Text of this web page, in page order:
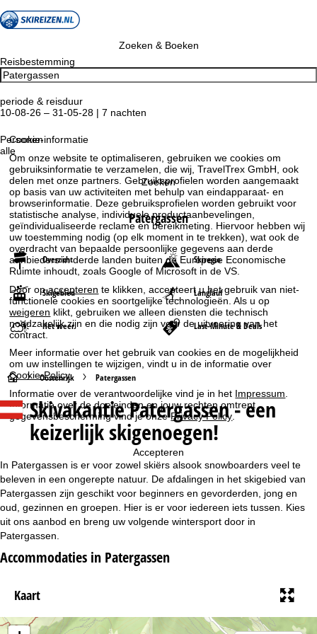
Cookie-informatie
Om onze website te optimaliseren, gebruiken we cookies om
gebruiksinformatie te verzamelen, die wij, TravelTrex GmbH, ook
delen met onze partners. Gebruiksprofielen worden aangemaakt
op basis van uw activiteiten met behulp van eindapparaat- en
browserinformatie. Deze gebruiksprofielen worden gebruikt voor
statistische analyse, individuele productaanbevelingen,
geïndividualiseerde reclame en bereikmeting. Hiervoor hebben wij
uw toestemming nodig (op elk moment in te trekken), wat ook de
overdracht van bepaalde persoonlijke gegevens aan derde
aanbieders in derde landen buiten de Europese Economische
Ruimte inhoudt, zoals Google of Microsoft in de VS.
Door opaccepteren te klikken, accepteert u het gebruik van niet-
functionele cookies en soortgelijke technologieën. Als u op
weigeren klikt, gebruiken we alleen diensten die technisch
noodzakelijk zijn en die nodig zijn voor de uitvoering van het
contract.
Meer informatie over het gebruik van cookies en de mogelijkheid
om uw instellingen te wijzigen, vindt u in de informatie over
Cookie-Policy.
Informatie over de verantwoordelijke vind je in het Impressum
Informatie over de doeleinden en jouw rechten omtrent
gegevensbescherming vind je onzePrivacy Policy .
Accepteren
Zoeken & Boeken
Reisbestemming
periode & reisduur
10-08-26 – 31-05-28 | 7 nachten
Personen
alle
Zoeken
Patergassen
Overzicht Skiregio
Skigebied Langlauf
Het weer Last-Minute & Deals
S
t
r
t
p
Oostenrijk Patergassen
Skivakantie Patergassen - een
keizerlijk skigenoegen!
In Patergassen is er voor zowel skiërs alsook snowboarders veel te
beleven in een ongerepte natuur. De afdalingen in het skigebied van
Patergassen zijn geschikt voor beginners en gevorderden, jong en
oud, gezinnen en groepen. Hier is er voor iedereen iets tussen. Kies
uit ons aanbod en breng uw volgende wintersport door in
Patergassen.
Accommodaties in Patergassen
Kaart